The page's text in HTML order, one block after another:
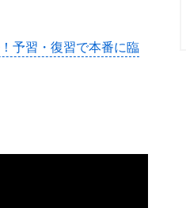
予習・復習で本番に臨